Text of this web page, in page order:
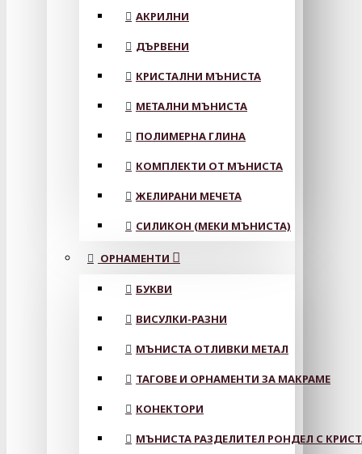
АКРИЛНИ
ДЪРВЕНИ
КРИСТАЛНИ МЪНИСТА
МЕТАЛНИ МЪНИСТА
ПОЛИМЕРНА ГЛИНА
КОМПЛЕКТИ ОТ МЪНИСТА
ЖЕЛИРАНИ МЕЧЕТА
СИЛИКОН (МЕКИ МЪНИСТА)
ОРНАМЕНТИ
БУКВИ
ВИСУЛКИ-РАЗНИ
МЪНИСТА ОТЛИВКИ МЕТАЛ
ТАГОВЕ И ОРНАМЕНТИ ЗА МАКРАМЕ
КОНЕКТОРИ
МЪНИСТА РАЗДЕЛИТЕЛ РОНДЕЛ С